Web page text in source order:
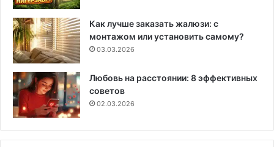
Как лучше заказать жалюзи: с
монтажом или установить самому?
03.03.2026
Любовь на расстоянии: 8 эффективных
советов
02.03.2026